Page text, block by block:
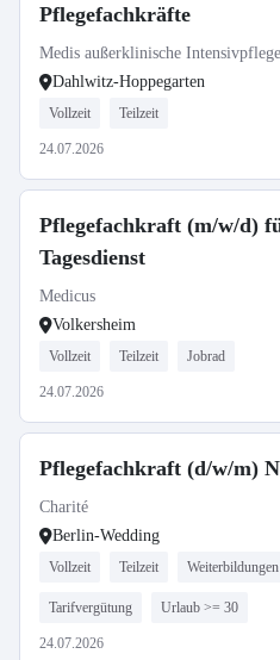
Pflegefachkräfte
Medis außerklinische
Dahlwitz-Hoppegarten
Vollzeit Teilzeit
24.07.2026
Pflegefachkraft (m/w/d)
Tagesdienst
Medicus
Volkersheim
Vollzeit Teilzeit Jobrad
24.07.2026
Pflegefachkraft (d/w/m)
Charité
Berlin-Wedding
Vollzeit Teilzeit Weiterbildungen
Tarifvergütung Urlaub >= 30
24.07.2026